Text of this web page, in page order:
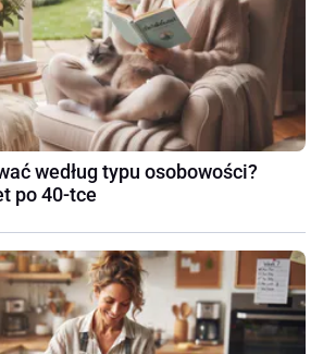
według typu osobowości?
po 40-tce